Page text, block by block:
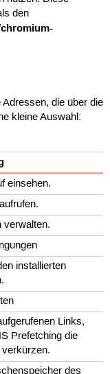
den
die über die
kleine Auswahl:
einsehen.
verwalten.
installierten
Links,
Prefetching die
des